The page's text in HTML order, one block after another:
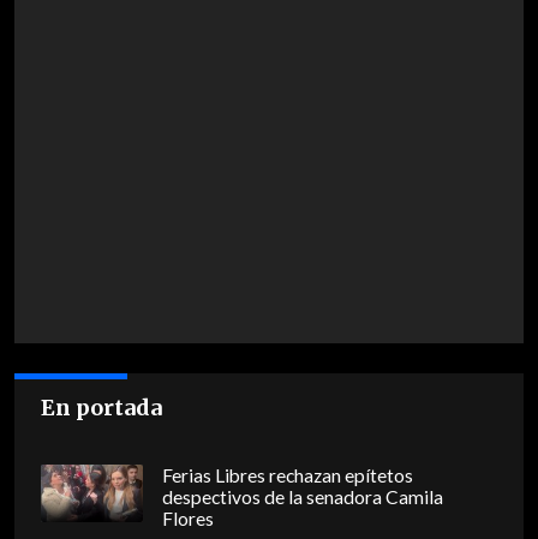
En portada
Ferias Libres rechazan epítetos
despectivos de la senadora Camila
Flores